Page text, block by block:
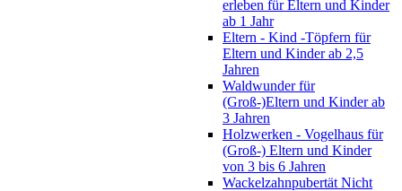
erleben für Eltern und Kinder
ab 1 Jahr
Eltern - Kind -Töpfern für
Eltern und Kinder ab 2,5
Jahren
Waldwunder für
(Groß-)Eltern und Kinder ab
3 Jahren
Holzwerken - Vogelhaus für
(Groß-) Eltern und Kinder
von 3 bis 6 Jahren
Wackelzahnpubertät Nicht